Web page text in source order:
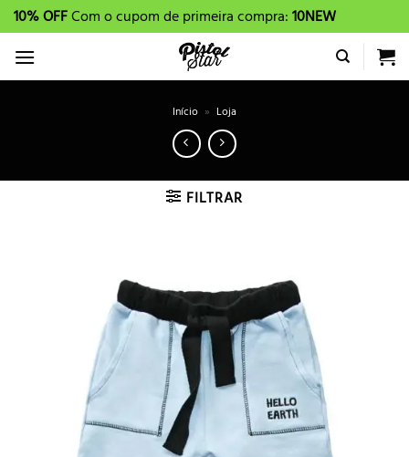
Skip
to
content
10% OFFCom o cupom de primeira compra:10NEW
Início » Loja
FILTRAR